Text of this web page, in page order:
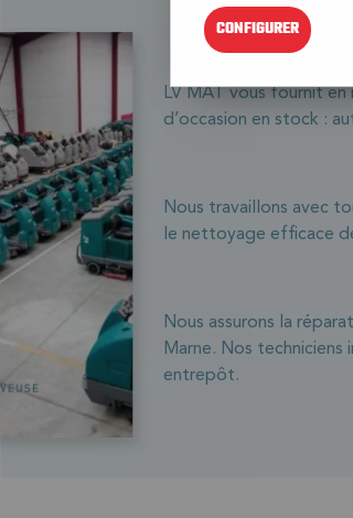
LV MAT vous fournit
d’occasion en stock :
Nous travaillons avec
le nettoyage efficace
Nous assurons la
Marne. Nos
entrepôt.
CONFIGURER